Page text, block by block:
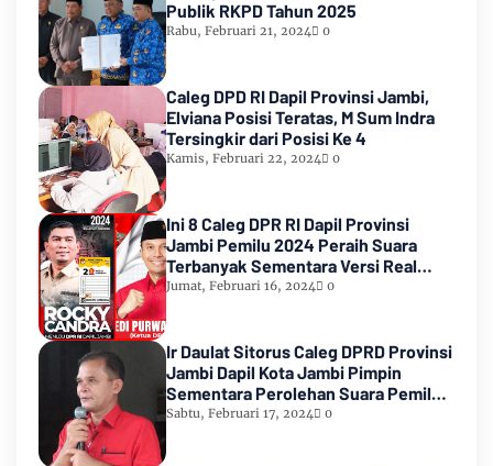
Publik RKPD Tahun 2025
Rabu, Februari 21, 2024 0
Caleg DPD RI Dapil Provinsi Jambi,
Elviana Posisi Teratas, M Sum Indra
Tersingkir dari Posisi Ke 4
Kamis, Februari 22, 2024 0
Ini 8 Caleg DPR RI Dapil Provinsi
Jambi Pemilu 2024 Peraih Suara
Terbanyak Sementara Versi Real
Count KPU RI
Jumat, Februari 16, 2024 0
Ir Daulat Sitorus Caleg DPRD Provinsi
Jambi Dapil Kota Jambi Pimpin
Sementara Perolehan Suara Pemilu
2024
Sabtu, Februari 17, 2024 0